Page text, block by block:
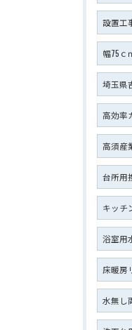
設置工
幅75ｃ
埼玉県
高効率
高須産
台所用
キッチ
浴室用
床暖房
水無し